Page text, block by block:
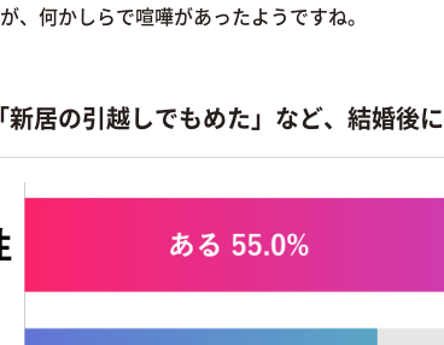
、何かしらで喧嘩があったようですね。
新居の引越しでもめた」など、結婚後